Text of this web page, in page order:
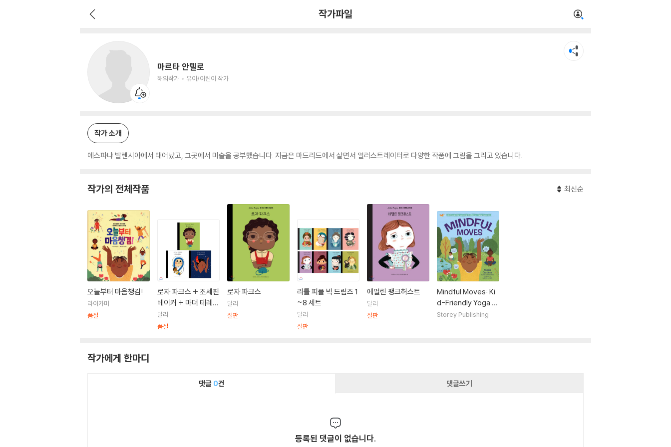
작가파일
마르타 안텔로
해외작가 유아/어린이 작가
작가 소개
에스파냐 발렌시아에서 태어났고, 그곳에서 미술을 공부했습니다. 지금은 마드리드에서 살면서 일러스트레이터로 다양한 작품에 그림을 그리고 있습니다.
작가의 전체작품 최신순
오늘부터 마음챙김!
라이카미
품절
로자 파크스 + 조세핀
베이커 + 마더 테레사
세트
달리
품절
로자 파크스
달리
절판
리틀 피플 빅 드림즈 1
~8 세트
달리
절판
에멀린 팽크허스트
달리
절판
Mindful Moves: Ki
d-Friendly Yoga a
nd Peaceful Activi
Storey Publishing
작가에게 한마디
댓글 0건 댓글쓰기
등록된 댓글이 없습니다.